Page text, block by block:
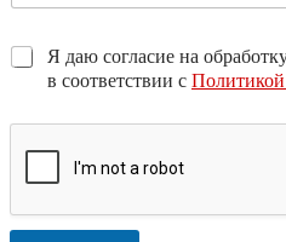
Я даю согласие на
в соответствии с